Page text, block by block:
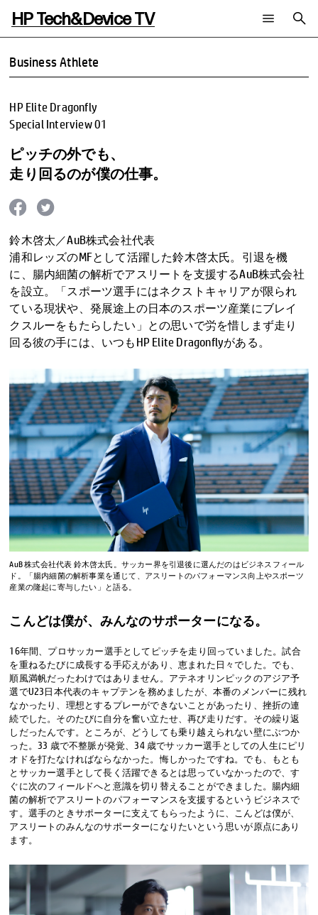
HP Tech&Device TV
新着コンテンツ
チャンネル
AIの進化と活用事例
製品トレンド & レビュー
サイバーセキュリティ
教育とテクノロジー
自治体・公共
ハイブリッドワーク
プリンター
AIワークステーション
タグ一覧
イベント・コラム
イベント・セミナー情報
コラム一覧
メールニュース会員登録
日本HP 公式Webサイト
検索
HP Tech&Device TV 内のコンテンツを検索します。
Business Athlete
HP Elite Dragonfly
Special Interview 01
ピッチの外でも、
走り回るのが僕の仕事。
鈴木啓太／AuB株式会社代表
浦和レッズのMFとして活躍した鈴木啓太氏。引退を機
に、腸内細菌の解析でアスリートを支援するAuB株式会社
を設立。「スポーツ選手にはネクストキャリアが限られ
ている現状や、発展途上の日本のスポーツ産業にブレイ
クスルーをもたらしたい」との思いで労を惜しまず走り
回る彼の手には、いつもHP Elite Dragonflyがある。
AuB 株式会社代表 鈴木啓太氏。サッカー界を引退後に選んだのはビジネスフィール
ド。「腸内細菌の解析事業を通じて、アスリートのパフォーマンス向上やスポーツ
産業の隆起に寄与したい」と語る。
こんどは僕が、みんなのサポーターになる。
16年間、プロサッカー選手としてピッチを走り回っていました。試合
を重ねるたびに成長する手応えがあり、恵まれた日々でした。でも、
順風満帆だったわけではありません。アテネオリンピックのアジア予
選でU23日本代表のキャプテンを務めましたが、本番のメンバーに残れ
なかったり、理想とするプレーができないことがあったり、挫折の連
続でした。そのたびに自分を奮い立たせ、再び走りだす。その繰り返
しだったんです。ところが、どうしても乗り越えられない壁にぶつか
った。33 歳で不整脈が発覚、34 歳でサッカー選手としての人生にピリ
オドを打たなければならなかった。悔しかったですね。でも、もとも
とサッカー選手として長く活躍できるとは思っていなかったので、す
ぐに次のフィールドへと意識を切り替えることができました。腸内細
菌の解析でアスリートのパフォーマンスを支援するというビジネスで
す。選手のときサポーターに支えてもらったように、こんどは僕が、
アスリートのみんなのサポーターになりたいという思いが原点にあり
ます。